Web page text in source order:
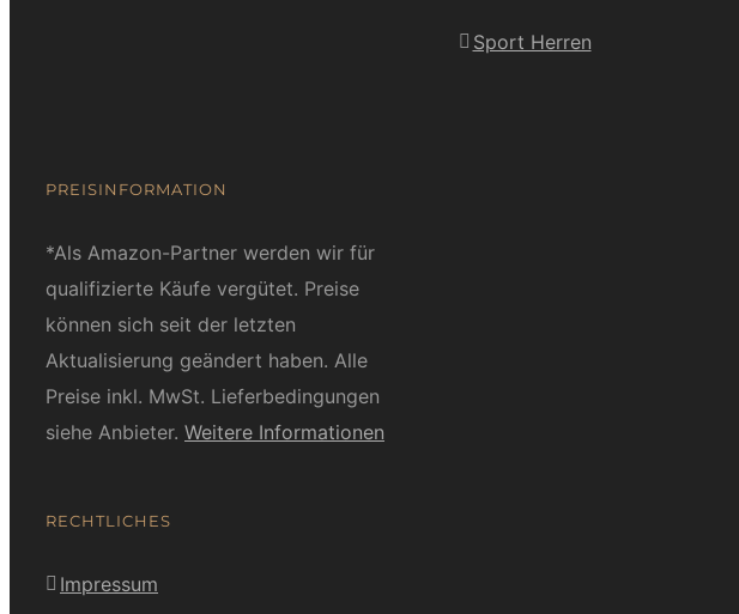
Sport Herren
PREISINFORMATION
*Als Amazon-Partner werden wir für
qualifizierte Käufe vergütet. Preise
können sich seit der letzten
Aktualisierung geändert haben. Alle
Preise inkl. MwSt. Lieferbedingungen
siehe Anbieter. Weitere Informationen
RECHTLICHES
Impressum